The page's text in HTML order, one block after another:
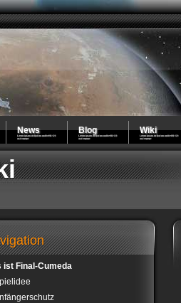
News Blog Wiki
ist Final-Cumeda